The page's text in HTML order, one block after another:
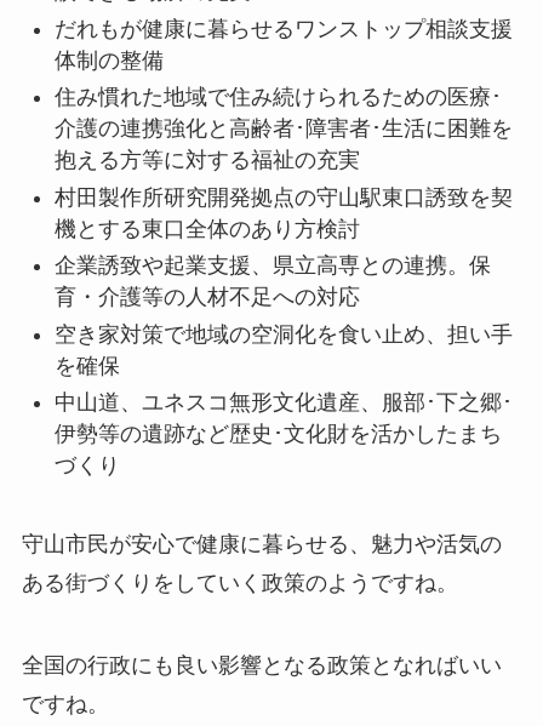
だれもが健康に暮らせるワンストップ相談支援
体制の整備
住み慣れた地域で住み続けられるための医療･
介護の連携強化と高齢者･障害者･生活に困難を
抱える方等に対する福祉の充実
村田製作所研究開発拠点の守山駅東口誘致を契
機とする東口全体のあり方検討
企業誘致や起業支援、県立高専との連携。保
育・介護等の人材不足への対応
空き家対策で地域の空洞化を食い止め、担い手
を確保
中山道、ユネスコ無形文化遺産、服部･下之郷･
伊勢等の遺跡など歴史･文化財を活かしたまち
づくり
守山市民が安心で健康に暮らせる、魅力や活気の
ある街づくりをしていく政策のようですね。
全国の行政にも良い影響となる政策となればいい
ですね。